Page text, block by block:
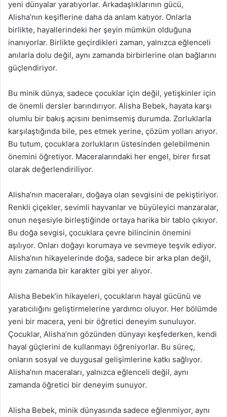
yeni dünyalar yaratıyorlar. Arkadaşlıklarının gücü,
Alisha’nın keşiflerine daha da anlam katıyor. Onlarla
birlikte, hayallerindeki her şeyin mümkün olduğuna
inanıyorlar. Birlikte geçirdikleri zaman, yalnızca eğlenceli
anılarla dolu değil, aynı zamanda birbirlerine olan bağlarını
güçlendiriyor.
Bu minik dünya, sadece çocuklar için değil, yetişkinler için
de önemli dersler barındırıyor. Alisha Bebek, hayata karşı
olumlu bir bakış açısını benimsemiş durumda. Zorluklarla
karşılaştığında bile, pes etmek yerine, çözüm yolları arıyor.
Bu tutum, çocuklara zorlukların üstesinden gelebilmenin
önemini öğretiyor. Maceralarındaki her engel, birer fırsat
olarak değerlendiriliyor.
Alisha’nın maceraları, doğaya olan sevgisini de pekiştiriyor.
Renkli çiçekler, sevimli hayvanlar ve büyüleyici manzaralar,
onun neşesiyle birleştiğinde ortaya harika bir tablo çıkıyor.
Bu doğa sevgisi, çocuklara çevre bilincinin önemini
aşılıyor. Onları doğayı korumaya ve sevmeye teşvik ediyor.
Alisha’nın hikayelerinde doğa, sadece bir arka plan değil,
aynı zamanda bir karakter gibi yer alıyor.
Alisha Bebek’in hikayeleri, çocukların hayal gücünü ve
yaratıcılığını geliştirmelerine yardımcı oluyor. Her bölümde
yeni bir macera, yeni bir öğretici deneyim sunuluyor.
Çocuklar, Alisha’nın gözünden dünyayı keşfederken, kendi
hayal güçlerini de kullanmayı öğreniyorlar. Bu süreç,
onların sosyal ve duygusal gelişimlerine katkı sağlıyor.
Alisha’nın maceraları, yalnızca eğlenceli değil, aynı
zamanda öğretici bir deneyim sunuyor.
Alisha Bebek, minik dünyasında sadece eğlenmiyor, aynı